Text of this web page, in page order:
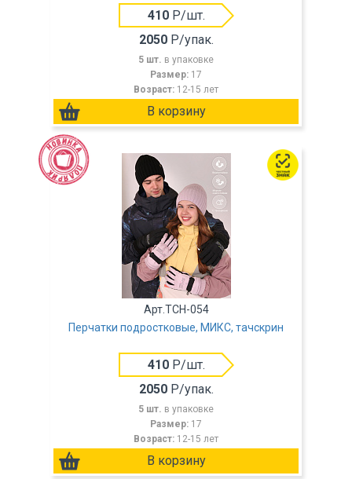
410Р/шт.
2050Р/упак.
5 шт. в упаковке
Размер: 17
Возраст: 12-15 лет
Арт.TCH-054
Перчатки подростковые, МИКС, тачскрин
410Р/шт.
2050Р/упак.
5 шт. в упаковке
Размер: 17
Возраст: 12-15 лет